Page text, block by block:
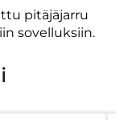
pitäjäjarru
sovelluksiin.